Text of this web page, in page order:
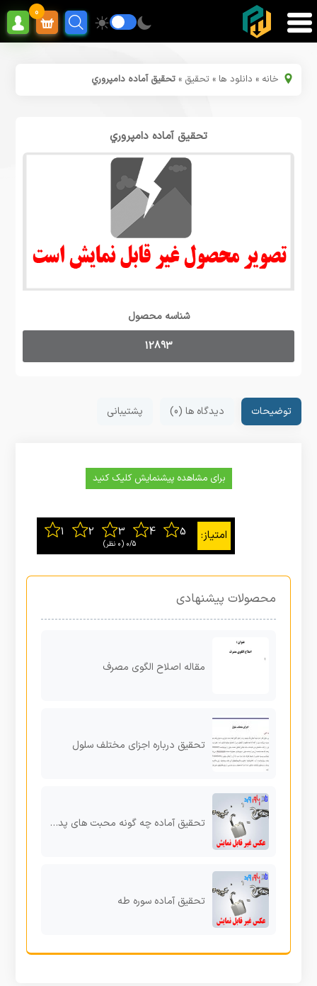
0
خانه » دانلود ها » تحقیق »تحقیق آماده دامپروري
تحقیق آماده دامپروري
شناسه محصول
12893
توضیحات دیدگاه ها (0) پشتیبانی
برای مشاهده پیشنمایش کلیک کنید
0/5 ‫(0 نظر)
محصولات پیشنهادی
مقاله اصلاح الگوی مصرف
تحقیق درباره اجزای مختلف سلول
تحقیق آماده چه گونه محبت های پدر و مادرمان را جبران کنیم؟
تحقیق آماده سوره طه